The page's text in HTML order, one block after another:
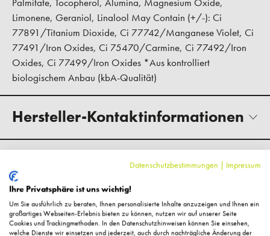
Limonene, Geraniol, Linalool May Contain (+/-): Ci
77891/Titanium Dioxide, Ci 77742/Manganese Violet, Ci
77491/Iron Oxides, Ci 75470/Carmine, Ci 77492/Iron
Oxides, Ci 77499/Iron Oxides *Aus kontrolliert
biologischem Anbau (kbA-Qualität)
Hersteller-Kontaktinformationen
Kundenbewertungen
Fragen zum Artikel?
Datenschutzbestimmungen | Impressum
Ihre Privatsphäre ist uns wichtig!
Um Sie ausführlich zu beraten, Ihnen personalisierte Inhalte anzuzeigen und Ihnen ein
großartiges Webseiten-Erlebnis bieten zu können, nutzen wir auf unserer Seite
Cookies und Trackingmethoden. In den Datenschutzhinweisen können Sie einsehen,
welche Dienste wir einsetzen und jederzeit, auch durch nachträgliche Änderung der